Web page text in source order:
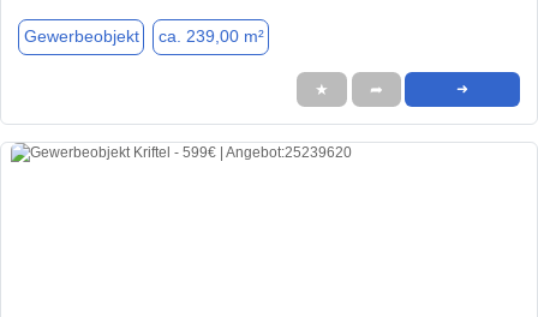
Gewerbeobjekt ca. 239,00 m²
★ ➦ ➜